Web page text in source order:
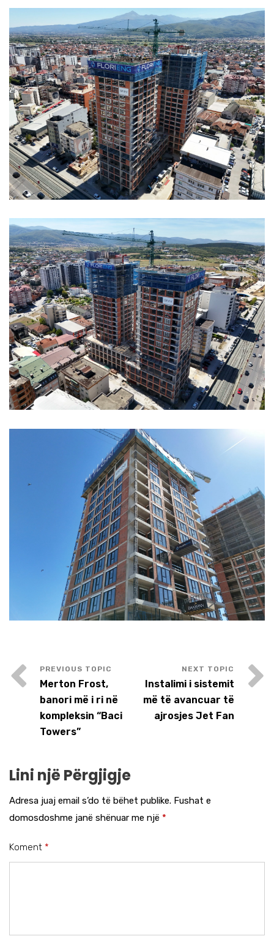
Merton Frost,
banori më i ri në
kompleksin “Baci
Towers”
Instalimi i sistemit
më të avancuar të
ajrosjes Jet Fan
Lini një Përgjigje
Adresa juaj email s’do të bëhet publike. Fushat e
domosdoshme janë shënuar me një *
Koment *